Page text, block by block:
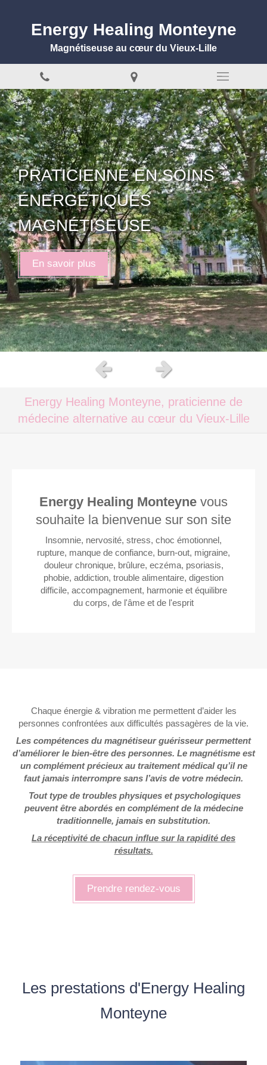
Energy Healing Monteyne
Magnétiseuse au cœur du Vieux-Lille
PRATICIENNE EN SOINS
ÉNERGÉTIQUES
MAGNÉTISEUSE
En savoir plus
Slide précédentSlide suivant
Energy Healing Monteyne, praticienne de
médecine alternative au cœur du Vieux-Lille
Energy Healing Monteyne vous
souhaite la bienvenue sur son site
Insomnie, nervosité, stress, choc émotionnel,
rupture, manque de confiance, burn-out, migraine,
douleur chronique, brûlure, eczéma, psoriasis,
phobie, addiction, trouble alimentaire, digestion
difficile, accompagnement, harmonie et équilibre
du corps, de l'âme et de l'esprit
Chaque énergie & vibration me permettent d’aider les
personnes confrontées aux difficultés passagères de la vie.
Les compétences du magnétiseur guérisseur permettent
d’améliorer le bien-être des personnes. Le magnétisme est
un complément précieux au traitement médical qu’il ne
faut jamais interrompre sans l’avis de votre médecin.
Tout type de troubles physiques et psychologiques
peuvent être abordés en complément de la médecine
traditionnelle, jamais en substitution.
La réceptivité de chacun influe sur la rapidité des
résultats.
Prendre rendez-vous
Les prestations d'Energy Healing
Monteyne